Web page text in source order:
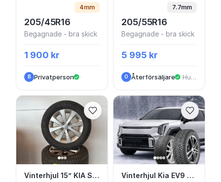
4mm
205/45R16
Begagnade - bra skick
1 900 kr
B Privatperson ·
7.7mm
205/55R16
Begagnade - bra skick
5 995 kr
O Återförsäljare · Huskvarna
Vinterhjul 15” KIA Stonic Friktion på
Vinterhjul 15” KIA Stonic Friktion på Originalfälg Vinterhjul Kia EV9 -
Vinterhjul Kia EV9 - Alufälg & vinterdäck FRÅN 23.900